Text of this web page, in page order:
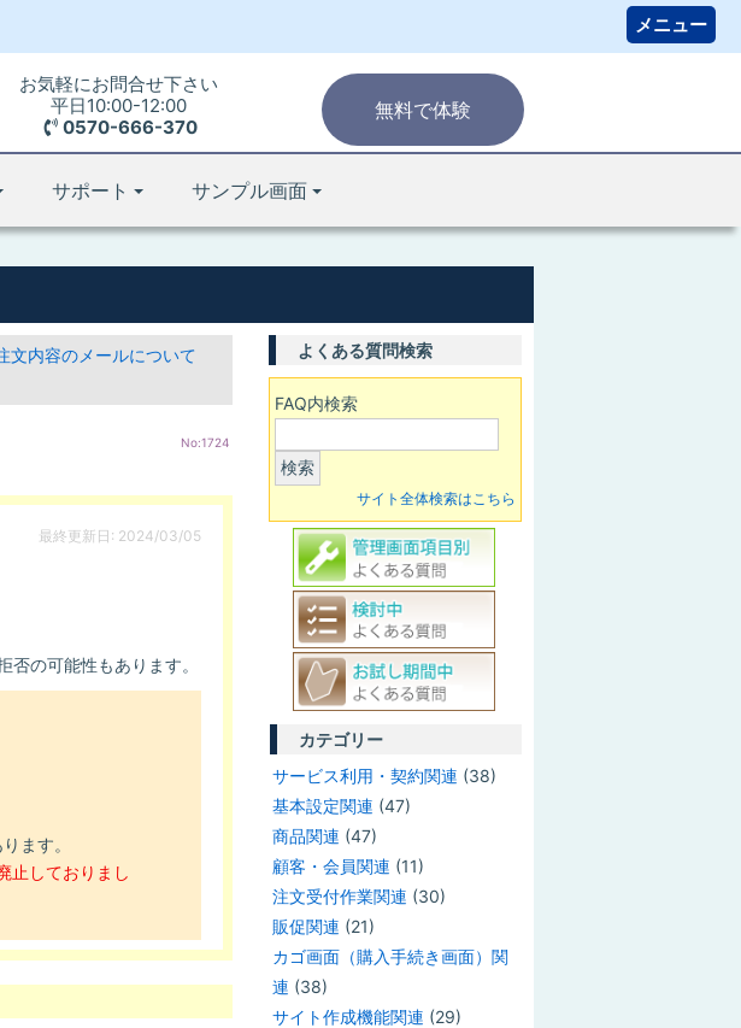
無料で体験
お気軽にお問合せ下さい
平日10:00-12:00
0570-666-370
サポート サンプル画面
文内容のメールについて
No:1724
最終更新日: 2024/03/05
の可能性もあります。
ます。
止しておりまし
よくある質問検索
FAQ内検索
検索
サイト全体検索はこちら
カテゴリー
サービス利用・契約関連 (38)
基本設定関連 (47)
商品関連 (47)
顧客・会員関連 (11)
注文受付作業関連 (30)
販促関連 (21)
カゴ画面（購入手続き画面）関
連 (38)
サイト作成機能関連 (29)